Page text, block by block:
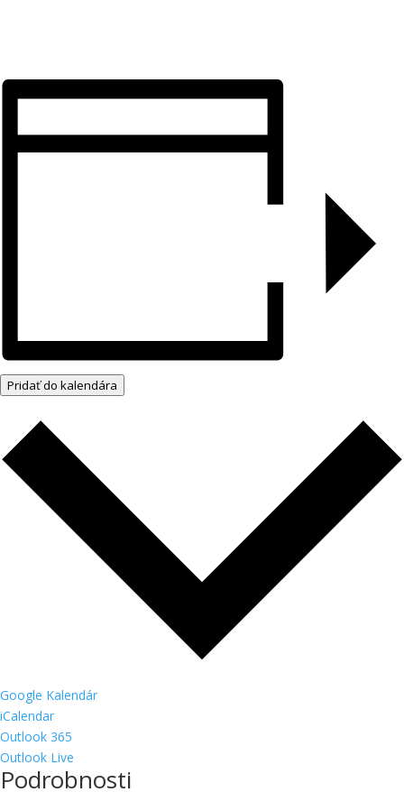
Pridať do kalendára
Google Kalendár
iCalendar
Outlook 365
Outlook Live
Podrobnosti